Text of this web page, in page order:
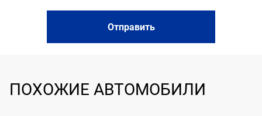
Отправить
ПОХОЖИЕ АВТОМОБИЛИ